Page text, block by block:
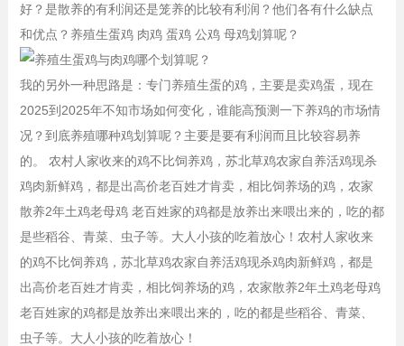
好？是散养的有利润还是笼养的比较有利润？他们各有什么缺点
和优点？养殖生蛋鸡 肉鸡 蛋鸡 公鸡 母鸡划算呢？
我的另外一种思路是：专门养殖生蛋的鸡，主要是卖鸡蛋，现在
2025到2025年不知市场如何变化，谁能高预测一下养鸡的市场情
况？到底养殖哪种鸡划算呢？主要是要有利润而且比较容易养
的。 农村人家收来的鸡不比饲养鸡，苏北草鸡农家自养活鸡现杀
鸡肉新鲜鸡，都是出高价老百姓才肯卖，相比饲养场的鸡，农家
散养2年土鸡老母鸡 老百姓家的鸡都是放养出来喂出来的，吃的都
是些稻谷、青菜、虫子等。大人小孩的吃着放心！农村人家收来
的鸡不比饲养鸡，苏北草鸡农家自养活鸡现杀鸡肉新鲜鸡，都是
出高价老百姓才肯卖，相比饲养场的鸡，农家散养2年土鸡老母鸡
老百姓家的鸡都是放养出来喂出来的，吃的都是些稻谷、青菜、
虫子等。大人小孩的吃着放心！